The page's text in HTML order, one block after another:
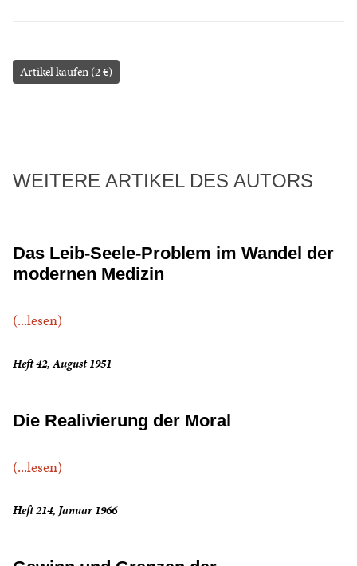
Artikel kaufen (2 €)
WEITERE ARTIKEL DES AUTORS
Das Leib-Seele-Problem im Wandel der
modernen Medizin
(...lesen)
Heft 42, August 1951
Die Realivierung der Moral
(...lesen)
Heft 214, Januar 1966